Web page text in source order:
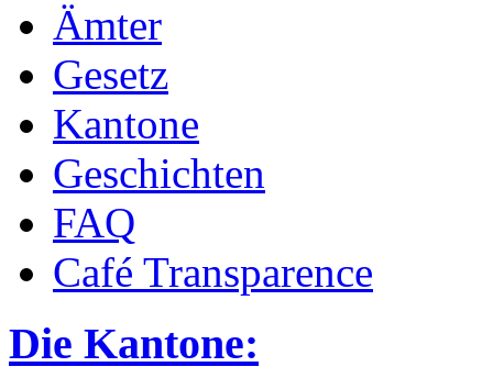
Ämter
Gesetz
Kantone
Geschichten
FAQ
Café Transparence
Die Kantone: